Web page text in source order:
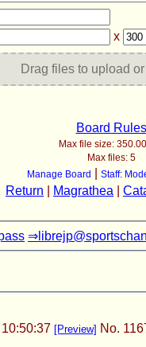
x
Drag files to upload
Board Rules
Max file size:
Max files: 5
Manage Board
Staff:
Return Magrathea
⇒librejp@sportschan
[Preview] No.